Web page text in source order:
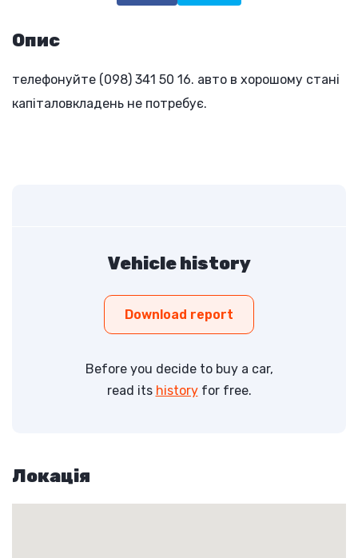
Опис
телефонуйте (098) 341 50 16. авто в хорошому стані
капіталовкладень не потребує.
Vehicle history
Download report
Before you decide to buy a car,
read its historyfor free.
Локація